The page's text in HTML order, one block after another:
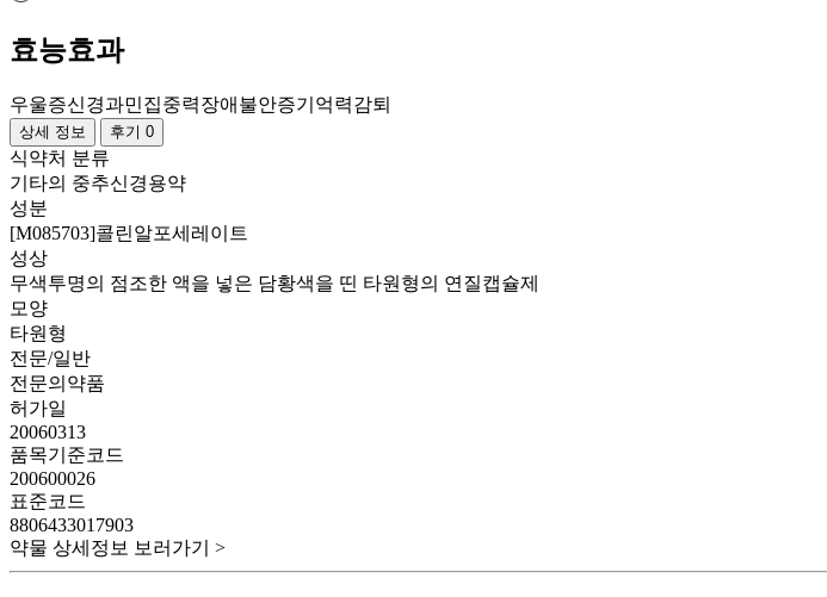
효능효과
우울증신경과민집중력장애 불안증기억력감퇴
상세 정보 후기 0
식약처 분류
기타의 중추신경용약
성분
[M085703]콜린알포세레이트
성상
무색투명의 점조한 액을 넣은 담황색을 띤 타원형의 연질캡슐제
모양
타원형
전문/일반
전문의약품
허가일
20060313
품목기준코드
200600026
표준코드
8806433017903
약물 상세정보 보러가기 >